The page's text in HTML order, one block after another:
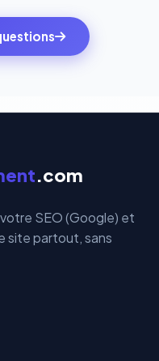
vos données ni
ne transitent jamais
directement et
.com
SEO (Google) et
site partout, sans